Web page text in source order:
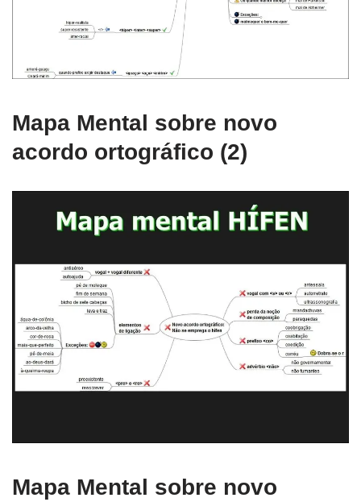
Mapa Mental sobre novo
acordo ortográfico (2)
Mapa Mental sobre novo